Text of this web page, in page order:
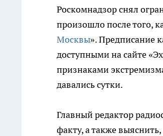
Роскомнадзор снял
произошло после того,
Москвы». Предписание
доступными на сайте
признаками
давались сутки.
Главный редактор
факту, а также